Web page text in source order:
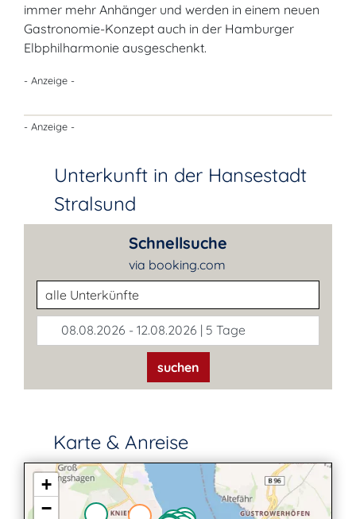
immer mehr Anhänger und werden in einem neuen
Gastronomie-Konzept auch in der Hamburger
Elbphilharmonie ausgeschenkt.
- Anzeige -
- Anzeige -
Unterkunft in der Hansestadt
Stralsund
Schnellsuche
via booking.com
Unterkunftsart
08.08.2026 - 12.08.2026 | 5 Tage
suchen
Karte & Anreise
+
−